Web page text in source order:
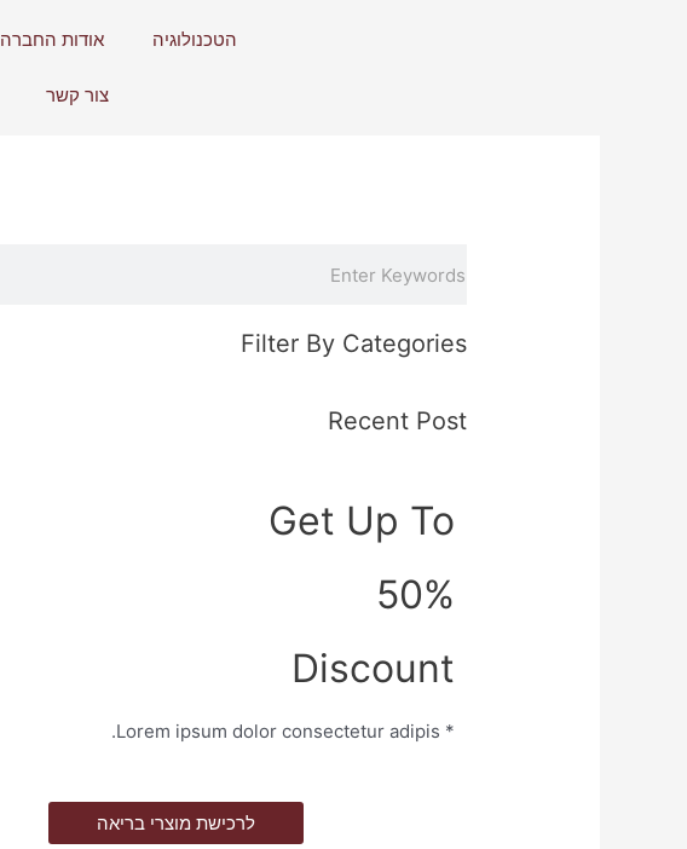
הטכנולוגיה אודות החברה
צור קשר
Filter By Categories
Recent Post
Get Up To
50%
Discount
* Lorem ipsum dolor consectetur adipis.
לרכישת מוצרי בריאה